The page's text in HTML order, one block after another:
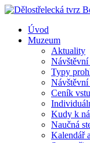
Úvod
Muzeum
Aktuality
Návštěvní
Typy
Návštěvní
Ceník
Kudy k
Naučná
Kalendář